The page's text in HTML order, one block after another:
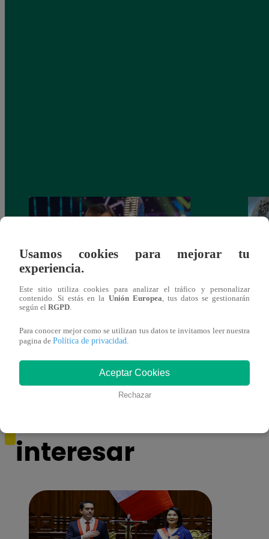
¡Imitadora de Laura Pausini se consagró
interesar
Usamos cookies para mejorar tu
experiencia.
Este sitio utiliza cookies para analizar el tráfico y personalizar
contenido. Si estás en la Unión Europea , tus datos se gestionarán
según el RGPD
Para conocer mejor como se utilizan tus datos te invitamos leer nuestra
pagina de Política de privacidad
Aceptar Cookies
Rechazar